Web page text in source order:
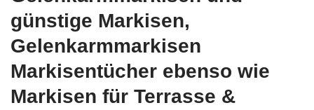
günstige Markisen,
Gelenkarmmarkisen
Markisentücher ebenso wie
Markisen für Terrasse &